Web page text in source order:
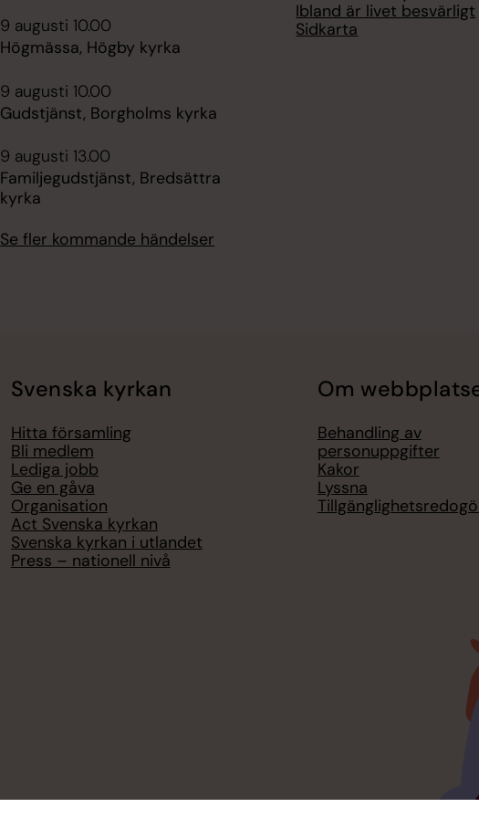
9 augusti 10.00
Högmässa, Högby kyrka
9 augusti 10.00
Gudstjänst, Borgholms kyrka
9 augusti 13.00
Familjegudstjänst, Bredsättra
kyrka
Se fler kommande händelser
Ibland är livet besvärligt
Sidkarta
Svenska kyrkan
Hitta församling
Bli medlem
Lediga jobb
Ge en gåva
Organisation
Act Svenska kyrkan
Svenska kyrkan i utlandet
Press – nationell nivå
Om
Behandling av
personuppgifter
Kakor
Lyssna